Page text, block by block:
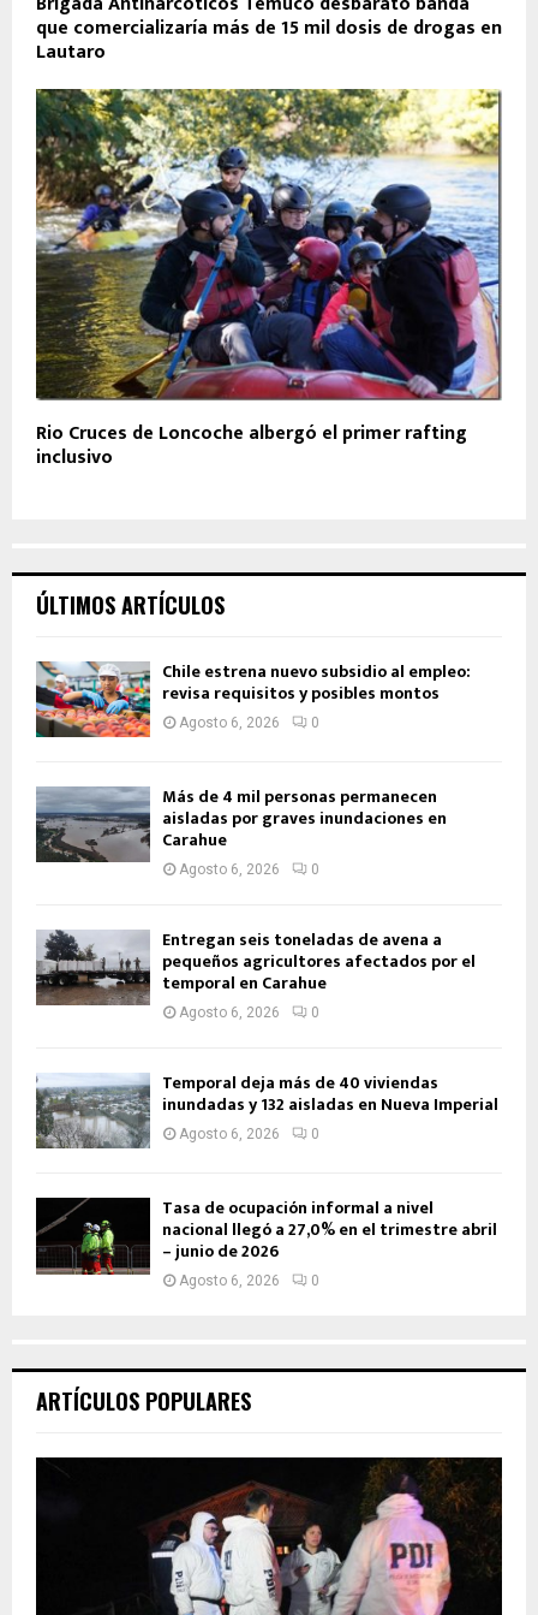
que comercializaría más de 15 mil dosis de drogas en
Lautaro
Rio Cruces de Loncoche albergó el primer rafting
inclusivo
ÚLTIMOS ARTÍCULOS
Chile estrena nuevo subsidio al empleo:
revisa requisitos y posibles montos
Agosto 6, 2026 0
Más de 4 mil personas permanecen
aisladas por graves inundaciones en
Carahue
Agosto 6, 2026 0
Entregan seis toneladas de avena a
pequeños agricultores afectados por el
temporal en Carahue
Agosto 6, 2026 0
Temporal deja más de 40 viviendas
inundadas y 132 aisladas en Nueva Imperial
Agosto 6, 2026 0
Tasa de ocupación informal a nivel
nacional llegó a 27,0% en el trimestre abril
– junio de 2026
Agosto 6, 2026 0
ARTÍCULOS POPULARES